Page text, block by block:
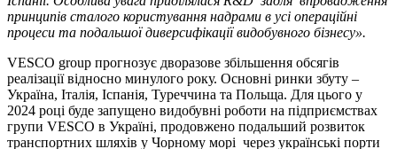
принципів сталого користування надрами в усі операційні
процеси та подальшої диверсифікації видобувного бізнесу».
VESCO group прогнозує дворазове збільшення обсягів
реалізації відносно минулого року. Основні ринки збуту –
Україна, Італія, Іспанія, Туреччина та Польща. Для цього у
2024 році буде запущено видобувні роботи на підприємствах
групи VESCO в Україні, продовжено подальший розвиток
транспортних шляхів у Чорному морі через українські порти